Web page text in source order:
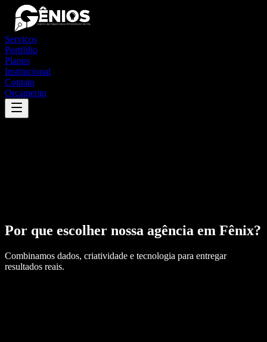
Serviços
Portfólio
Planos
Institucional
Contato
Orçamento
Por que escolher nossa agência em Fênix?
Combinamos dados, criatividade e tecnologia para entregar
resultados reais.